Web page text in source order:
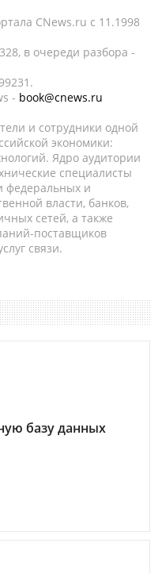
CNews.ru c 11.1998
в очереди разбора -
- book@cnews.ru
и сотрудники одной
экономики:
Ядро аудитории
специалисты
федеральных и
власти, банков,
сетей, а также
поставщиков
связи.
базу данных